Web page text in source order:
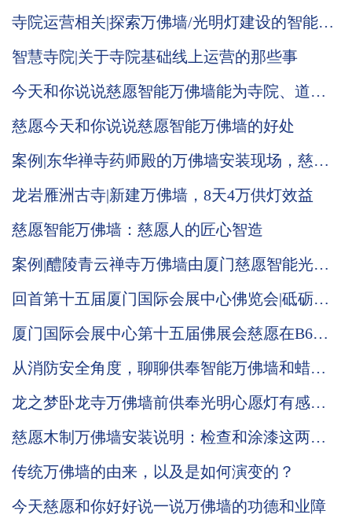
寺院运营相关|探索万佛墙/光明灯建设的智能化
智慧寺院|关于寺院基础线上运营的那些事
今天和你说说慈愿智能万佛墙能为寺院、道观
慈愿今天和你说说慈愿智能万佛墙的好处
案例|东华禅寺药师殿的万佛墙安装现场，慈愿
龙岩雁洲古寺|新建万佛墙，8天4万供灯效益
慈愿智能万佛墙：慈愿人的匠心智造
案例|醴陵青云禅寺万佛墙由厦门慈愿智能光明
回首第十五届厦门国际会展中心佛览会|砥砺奋
厦门国际会展中心第十五届佛展会慈愿在B6区
从消防安全角度，聊聊供奉智能万佛墙和蜡烛
龙之梦卧龙寺万佛墙前供奉光明心愿灯有感：
慈愿木制万佛墙安装说明：检查和涂漆这两步
传统万佛墙的由来，以及是如何演变的？
今天慈愿和你好好说一说万佛墙的功德和业障